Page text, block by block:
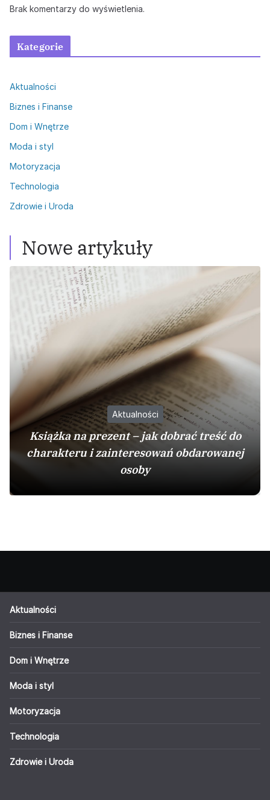
Brak komentarzy do wyświetlenia.
Kategorie
Aktualności
Biznes i Finanse
Dom i Wnętrze
Moda i styl
Motoryzacja
Technologia
Zdrowie i Uroda
Nowe artykuły
Aktualności
Książka na prezent – jak dobrać treść do
charakteru i zainteresowań obdarowanej
osoby
Aktualności
Biznes i Finanse
Dom i Wnętrze
Moda i styl
Motoryzacja
Technologia
Zdrowie i Uroda